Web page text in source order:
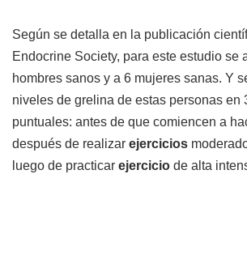
Según se detalla en la publicación
Endocrine Society, para este estudio se
hombres sanos y a 6 mujeres sanas. Y
niveles de grelina de estas personas en
puntuales: antes de que comiencen a
después de realizar ejercicios
luego de practicar ejercicio de alta